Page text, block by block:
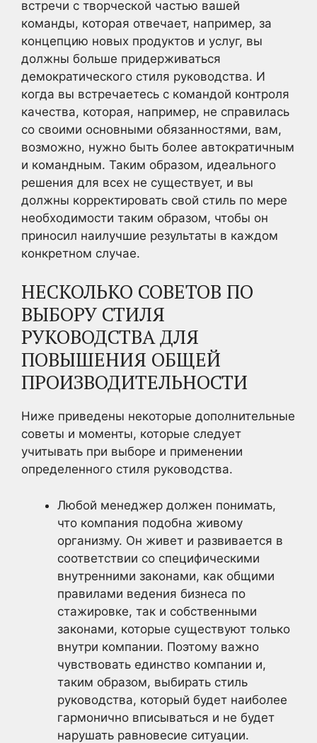
встречи с творческой частью вашей
команды, которая отвечает, например, за
концепцию новых продуктов и услуг, вы
должны больше придерживаться
демократического стиля руководства. И
когда вы встречаетесь с командой контроля
качества, которая, например, не справилась
со своими основными обязанностями, вам,
возможно, нужно быть более автократичным
и командным. Таким образом, идеального
решения для всех не существует, и вы
должны корректировать свой стиль по мере
необходимости таким образом, чтобы он
приносил наилучшие результаты в каждом
конкретном случае.
НЕСКОЛЬКО СОВЕТОВ ПО
ВЫБОРУ СТИЛЯ
РУКОВОДСТВА ДЛЯ
ПОВЫШЕНИЯ ОБЩЕЙ
ПРОИЗВОДИТЕЛЬНОСТИ
Ниже приведены некоторые дополнительные
советы и моменты, которые следует
учитывать при выборе и применении
определенного стиля руководства.
Любой менеджер должен понимать,
что компания подобна живому
организму. Он живет и развивается в
соответствии со специфическими
внутренними законами, как общими
правилами ведения бизнеса по
стажировке, так и собственными
законами, которые существуют только
внутри компании. Поэтому важно
чувствовать единство компании и,
таким образом, выбирать стиль
руководства, который будет наиболее
гармонично вписываться и не будет
нарушать равновесие ситуации.